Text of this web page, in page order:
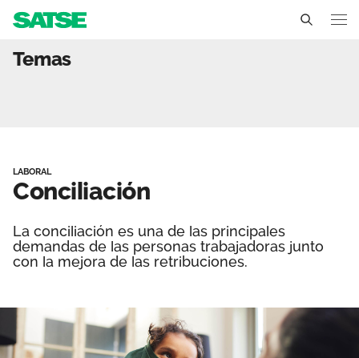
Delegados Sindicales
Transparencia
Ámbitos de negociación
Qué ofrecemos
Servicios
Actualidad
Temas
Noticias
Sala de prensa
Sedes
Contáctanos
Conciliación - Estatal
Temas
LABORAL
Conciliación
La conciliación es una de las principales
demandas de las personas trabajadoras junto
con la mejora de las retribuciones.